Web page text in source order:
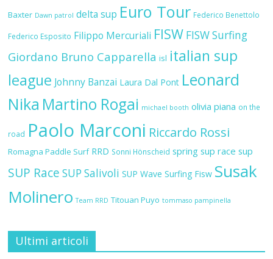
Baxter Dawn patrol delta sup Euro Tour Federico Benettolo
Federico Esposito Filippo Mercuriali FISW FISW Surfing
Giordano Bruno Capparella isl italian sup
league Johnny Banzai Laura Dal Pont Leonard
Nika Martino Rogai michael booth olivia piana on the
road Paolo Marconi Riccardo Rossi
Romagna Paddle Surf RRD Sonni Hönscheid spring sup race sup
SUP Race SUP Salivoli SUP Wave Surfing Fisw Susak
Molinero Team RRD Titouan Puyo tommaso pampinella
Ultimi articoli